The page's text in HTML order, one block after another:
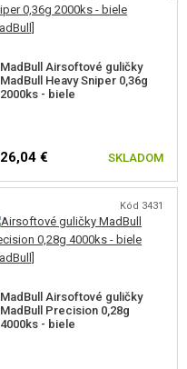
MadBull Airsoftové guličky
MadBull Heavy Sniper 0,36g
2000ks - biele
26,04 € SKLADOM
Kód 3431
MadBull Airsoftové guličky
MadBull Precision 0,28g
4000ks - biele